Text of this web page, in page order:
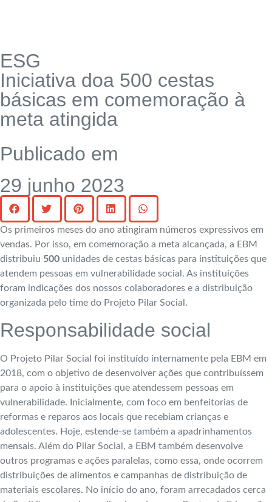
ESG
Iniciativa doa 500 cestas
básicas em comemoração à
meta atingida
Publicado em
29 junho 2023
Os primeiros meses do ano atingiram números expressivos em
vendas. Por isso, em comemoração a meta alcançada, a EBM
distribuiu 500 unidades de cestas básicas para instituições que
atendem pessoas em vulnerabilidade social. As instituições
foram indicações dos nossos colaboradores e a distribuição
organizada pelo time do Projeto Pilar Social.
Responsabilidade social
O Projeto Pilar Social foi instituído internamente pela EBM em
2018, com o objetivo de desenvolver ações que contribuíssem
para o apoio à instituições que atendessem pessoas em
vulnerabilidade. Inicialmente, com foco em benfeitorias de
reformas e reparos aos locais que recebiam crianças e
adolescentes. Hoje, estende-se também a apadrinhamentos
mensais. Além do Pilar Social, a EBM também desenvolve
outros programas e ações paralelas, como essa, onde ocorrem
distribuições de alimentos e campanhas de distribuição de
materiais escolares. No início do ano, foram arrecadados cerca